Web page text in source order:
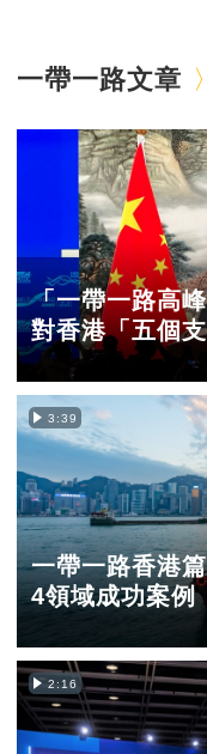
一帶一路文章
「一帶一路高
對香港「五個
3:39
一帶一路香港
4領域成功案例
2:16